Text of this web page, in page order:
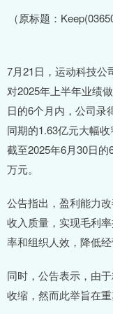
（原标题：
7月21日，运动科技公
对2025年上半年业绩
日的6个月内，公司录
同期的1.63亿元大幅
截至2025年6月30日
万元。
公告指出，盈利能力
收入质量，实现毛利
率和组织人效，降低经
同时，公告表示，由
收缩，然而此举旨在